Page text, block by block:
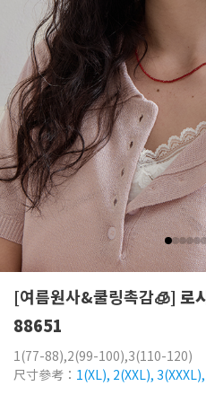
[여름원사&쿨링촉감🧊] 로
88651
1(77-88),2(99-100),3(110-120)
尺寸參考： 1(XL), 2(XXL),